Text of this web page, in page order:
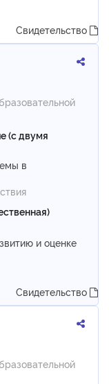
Свидетельство
(с двумя
в
и оценке
Свидетельство